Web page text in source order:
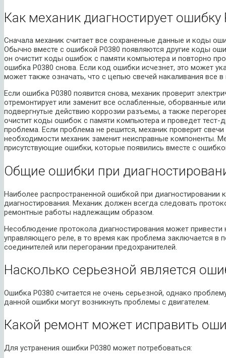
Как механик диагностирует ошибку
Сначала механик считает все сохраненные данные и коды
Обычно вместе с ошибкой P0380 появляются другие коды
он очистит коды ошибок с памяти компьютера и повторно
ошибка P0380 снова. Если код ошибки исчезнет, это может
может также означать, что с цепью свечей накаливания все в
Если ошибка P0380 появится снова, механик проверит
отремонтирует или заменит все ослабленные, оборванные
подвергнутые действию коррозии разъемы, а также
очистит коды ошибок с памяти компьютера и проведет
проблема. Если проблема не решится, механик проверит
необходимости механик заменит неисправные компоненты.
присутствующие ошибки, которые появились вместе с
Общие ошибки при
Наиболее распространенной ошибкой при
диагностирования. Механик должен всегда следовать
ремонтные работы надлежащим образом.
Несоблюдение протокола диагностирования может
управляющего реле, в то время как проблема заключается в
соединителей или перегорании предохранителей.
Насколько серьезной является
Ошибка P0380 считается не очень серьезной, однако
данной ошибки могут возникнуть проблемы с двигателем.
Какой ремонт может исправить
Для устранения ошибки P0380 может потребоваться: